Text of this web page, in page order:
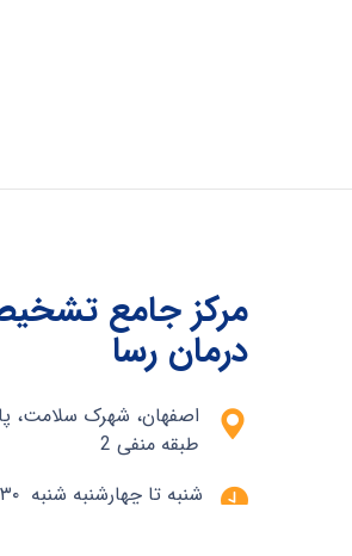
مرکز جامع
درمان رسا
طبقه منفی 2
شنبه تا چهارشنبه شنبه ۷:۳۰ الی ۲۱